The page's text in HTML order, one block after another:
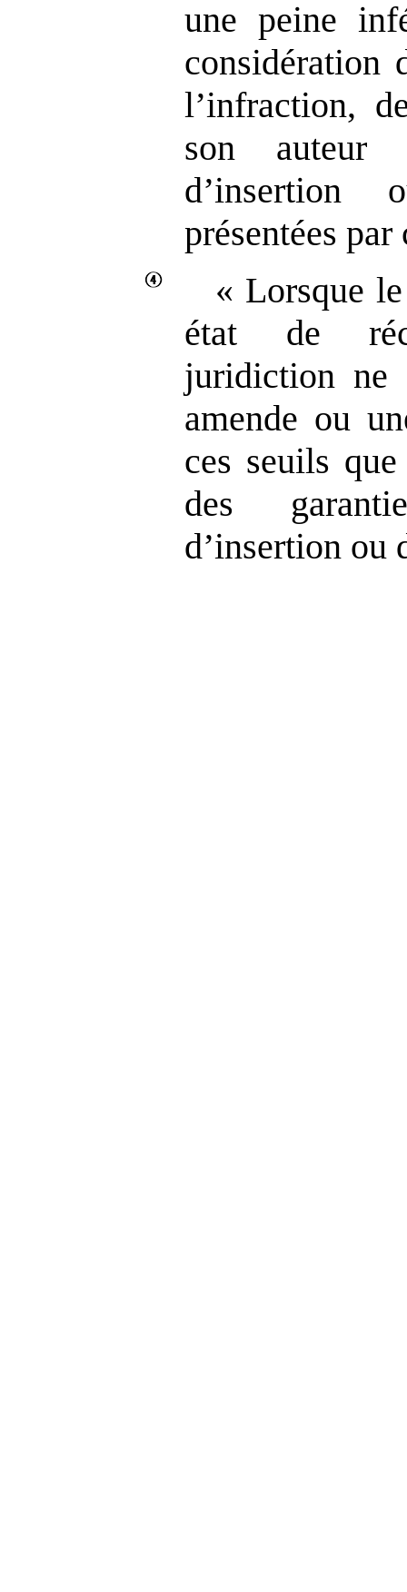
une peine
considération
l’infraction,
son auteur
d’insertion
présentées par
« Lorsque
état de
juridiction ne
amende ou
ces seuils
des
d’insertion ou